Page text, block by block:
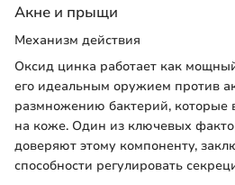
Акне и прыщи
Механизм действия
Оксид цинка работает как
его идеальным оружием против
размножению бактерий, которые
на коже. Один из ключевых
доверяют этому компоненту,
способности регулировать